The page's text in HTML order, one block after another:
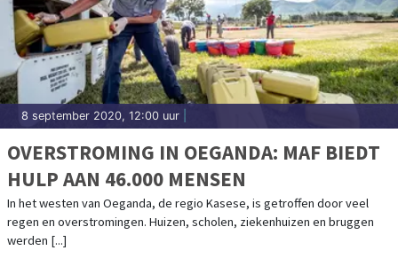
8 september 2020, 12:00 uur
OVERSTROMING IN OEGANDA: MAF BIEDT
HULP AAN 46.000 MENSEN
In het westen van Oeganda, de regio Kasese, is getroffen door veel
regen en overstromingen. Huizen, scholen, ziekenhuizen en bruggen
werden [...]